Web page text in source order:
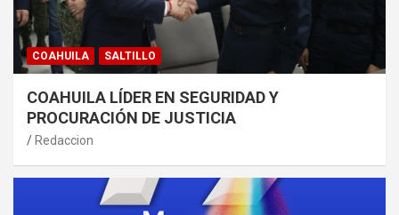
COAHUILA SALTILLO
COAHUILA LÍDER EN SEGURIDAD Y
PROCURACIÓN DE JUSTICIA
Redaccion